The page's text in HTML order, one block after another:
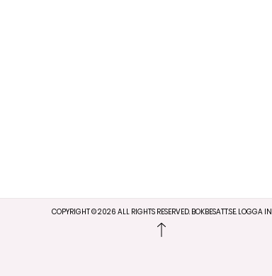
COPYRIGHT ©2026 ALL RIGHTS RESERVED. BOKBESATT.SE. LOGGA IN